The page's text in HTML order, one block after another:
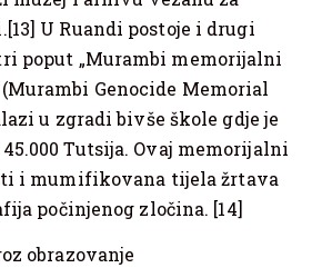
U Ruandi postoje i drugi
poput „Murambi memorijalni
Genocide Memorial
u zgradi bivše škole gdje je
Tutsija. Ovaj memorijalni
i mumifikovana tijela žrtava
počinjenog zločina. [14]
obrazovanje